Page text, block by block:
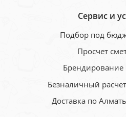
Сервис и
Подбор под
Просчет
Брендирование
Безналичный
Доставка по